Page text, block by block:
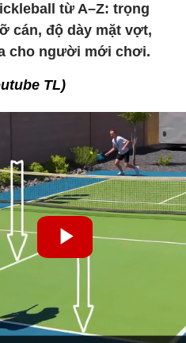
từ A–Z: trọng
cán, độ dày mặt vợt,
cho người mới chơi.
TL)